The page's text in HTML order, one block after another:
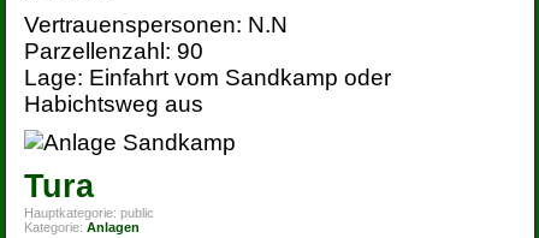
Vertrauenspersonen: N.N
Parzellenzahl: 90
Lage: Einfahrt vom Sandkamp oder
Habichtsweg aus
Tura
Hauptkategorie: public
Kategorie: Anlagen